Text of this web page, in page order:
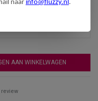
AAN WINKELWAGEN
naar info@fluzzy.nl.